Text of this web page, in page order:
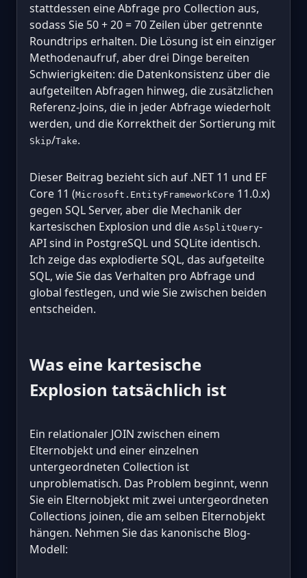
stattdessen eine Abfrage pro Collection aus,
sodass Sie 50 + 20 = 70 Zeilen über getrennte
Roundtrips erhalten. Die Lösung ist ein einziger
Methodenaufruf, aber drei Dinge bereiten
Schwierigkeiten: die Datenkonsistenz über die
aufgeteilten Abfragen hinweg, die zusätzlichen
Referenz-Joins, die in jeder Abfrage wiederholt
werden, und die Korrektheit der Sortierung mit
Skip/Take.
Dieser Beitrag bezieht sich auf .NET 11 und EF
Core 11 (Microsoft.EntityFrameworkCore 11.0.x)
gegen SQL Server, aber die Mechanik der
kartesischen Explosion und die AsSplitQuery-
API sind in PostgreSQL und SQLite identisch.
Ich zeige das explodierte SQL, das aufgeteilte
SQL, wie Sie das Verhalten pro Abfrage und
global festlegen, und wie Sie zwischen beiden
entscheiden.
Was eine kartesische
Explosion tatsächlich ist
Ein relationaler JOIN zwischen einem
Elternobjekt und einer einzelnen
untergeordneten Collection ist
unproblematisch. Das Problem beginnt, wenn
Sie ein Elternobjekt mit zwei untergeordneten
Collections joinen, die am selben Elternobjekt
hängen. Nehmen Sie das kanonische Blog-
Modell: